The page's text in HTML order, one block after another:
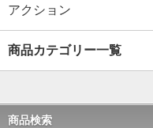
アクション
商品カテゴリー一覧
商品検索